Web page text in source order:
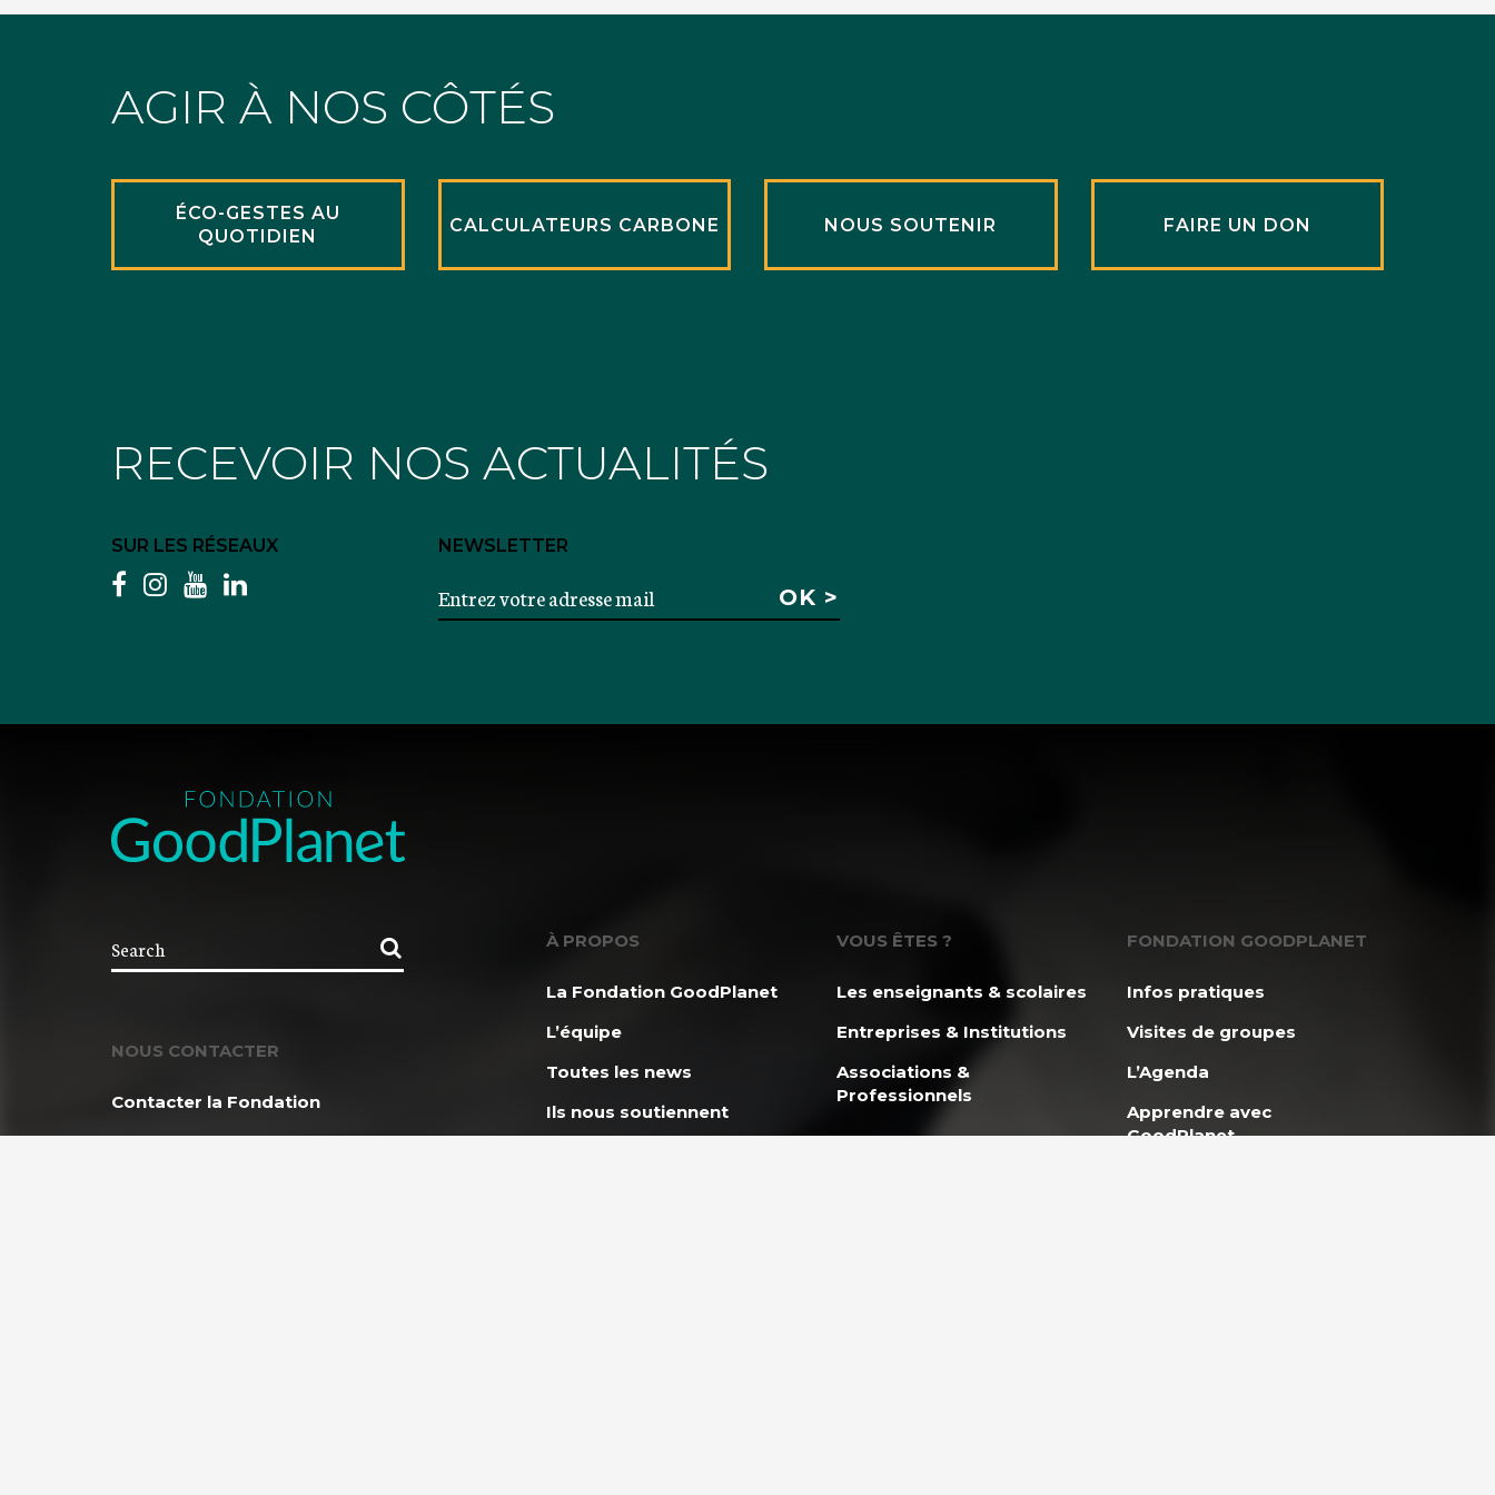
AGIR À NOS CÔTÉS
ÉCO-GESTES AU
QUOTIDIEN
CALCULATEURS CARBONE NOUS SOUTENIR FAIRE UN DON
RECEVOIR NOS ACTUALITÉS
SUR LES RÉSEAUX
facebook
instagram
youtubelinkedin
NEWSLETTER
NOUS CONTACTER
Contacter la Fondation
À PROPOS
La Fondation GoodPlanet
L’équipe
Toutes les news
Ils nous soutiennent
VOUS ÊTES ?
Les enseignants & scolaires
Entreprises & Institutions
Associations &
Professionnels
FONDATION GOODPLANET
Infos pratiques
Visites de groupes
L’Agenda
Apprendre avec
GoodPlanet